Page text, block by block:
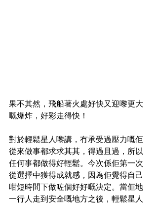
果不其然，飛船著火處好快又迎嚟更大
嘅爆炸，好彩走得快！
對於輕鬆星人嚟講，冇承受過壓力嘅佢
從來做事都求求其其，得過且過，所以
任何事都做得好輕鬆。今次係佢第一次
從選擇中獲得成就感，因為佢覺得自己
咁短時間下做咗個好好嘅決定。當佢地
一行人走到安全嘅地方之後，輕鬆星人